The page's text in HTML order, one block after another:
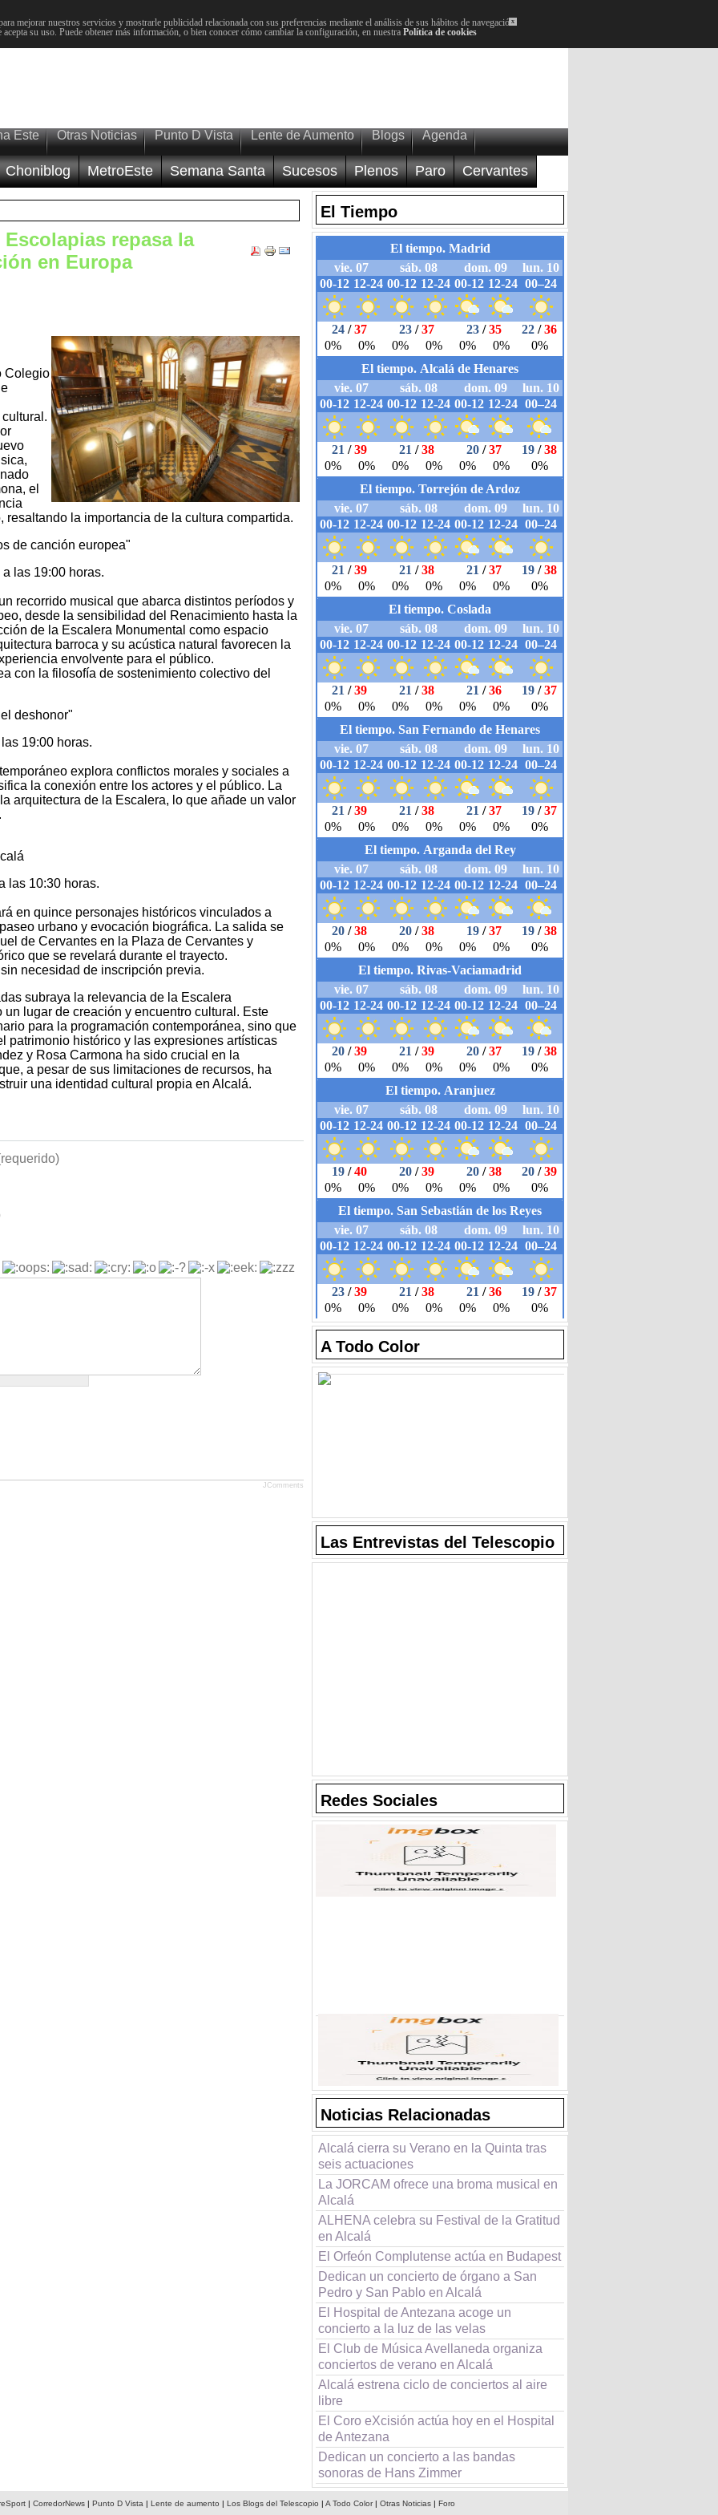
x
mejorar nuestros servicios y mostrarle publicidad relacionada con sus preferencias mediante el análisis de sus hábitos de navegación.
su uso. Puede obtener más información, o bien conocer cómo cambiar la configuración, en nuestra Política de cookies
Este Otras Noticias Punto D Vista Lente de Aumento Blogs Agenda
Choniblog MetroEste Semana Santa Sucesos Plenos Paro Cervantes
repasa la
en Europa
Colegio
el
la importancia de la cultura compartida.
de canción europea"
las 19:00 horas.
recorrido musical que abarca distintos períodos y
desde la sensibilidad del Renacimiento hasta la
de la Escalera Monumental como espacio
barroca y su acústica natural favorecen la
envolvente para el público.
con la filosofía de sostenimiento colectivo del
deshonor"
19:00 horas.
explora conflictos morales y sociales a
la conexión entre los actores y el público. La
arquitectura de la Escalera, lo que añade un valor
las 10:30 horas.
en quince personajes históricos vinculados a
urbano y evocación biográfica. La salida se
de Cervantes en la Plaza de Cervantes y
que se revelará durante el trayecto.
necesidad de inscripción previa.
subraya la relevancia de la Escalera
lugar de creación y encuentro cultural. Este
para la programación contemporánea, sino que
patrimonio histórico y las expresiones artísticas
y Rosa Carmona ha sido crucial en la
a pesar de sus limitaciones de recursos, ha
una identidad cultural propia en Alcalá.
JComments
El Tiempo
A Todo Color
Las Entrevistas del Telescopio
Redes Sociales
Noticias Relacionadas
Alcalá cierra su Verano en la Quinta tras
seis actuaciones
La JORCAM ofrece una broma musical en
Alcalá
ALHENA celebra su Festival de la Gratitud
en Alcalá
El Orfeón Complutense actúa en Budapest
Dedican un concierto de órgano a San
Pedro y San Pablo en Alcalá
El Hospital de Antezana acoge un
concierto a la luz de las velas
El Club de Música Avellaneda organiza
conciertos de verano en Alcalá
Alcalá estrena ciclo de conciertos al aire
libre
El Coro eXcisión actúa hoy en el Hospital
de Antezana
Dedican un concierto a las bandas
sonoras de Hans Zimmer
| CorredorNews| Punto D Vista | Lente de aumento | Los Blogs del Telescopio | A Todo Color| Otras Noticias| Foro